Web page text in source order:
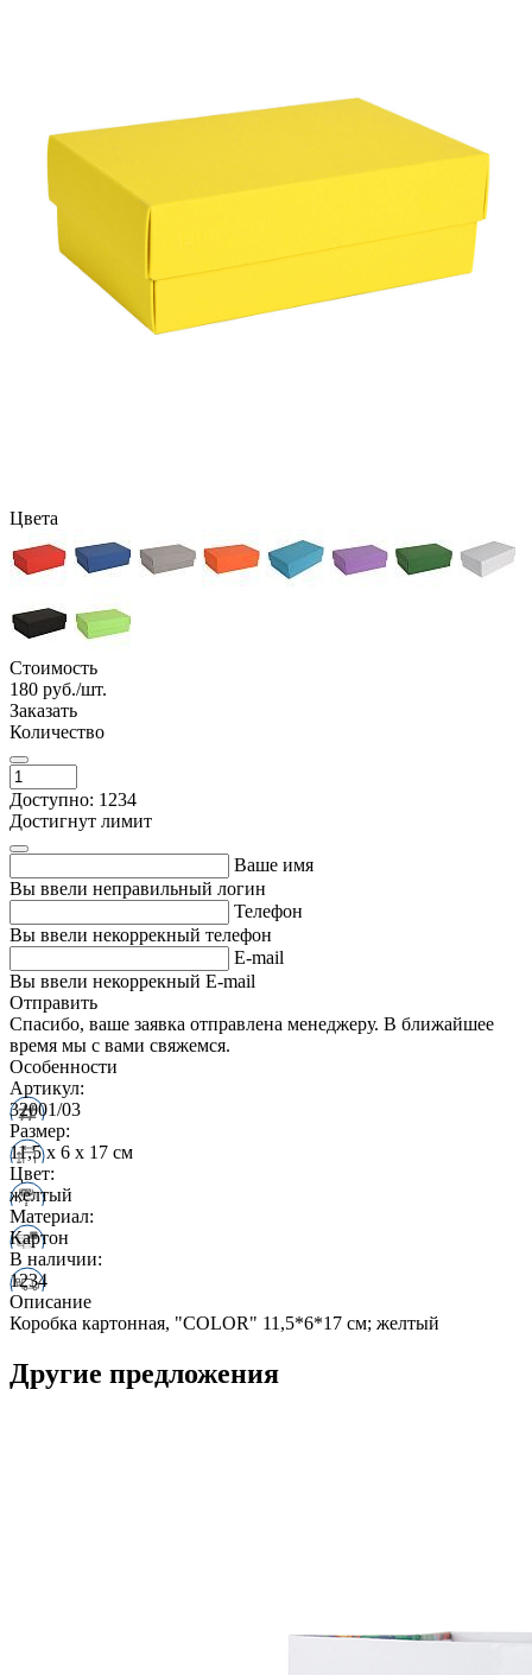
Цвета
Стоимость
180 руб./шт.
Заказать
Количество
Доступно: 1234
Достигнут лимит
Ваше имя
Вы ввели неправильный логин
Телефон
Вы ввели некоррекный телефон
E-mail
Вы ввели некоррекный E-mail
Отправить
Спасибо, ваше заявка отправлена менеджеру. В ближайшее
время мы с вами свяжемся.
Особенности
Артикул:
32001/03
Размер:
11,5 x 6 x 17 см
Цвет:
желтый
Материал:
Картон
В наличии:
1234
Описание
Коробка картонная, "COLOR" 11,5*6*17 см; желтый
Другие предложения